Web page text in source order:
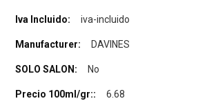
iva-incluido
DAVINES
No
6.68